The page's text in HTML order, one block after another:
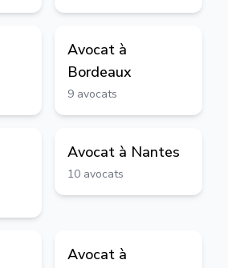
Avocat à
Bordeaux
9 avocats
Avocat à Nantes
10 avocats
Avocat à